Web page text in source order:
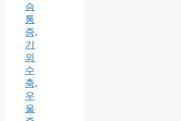
슴
통
증,
기
외
수
축,
우
울